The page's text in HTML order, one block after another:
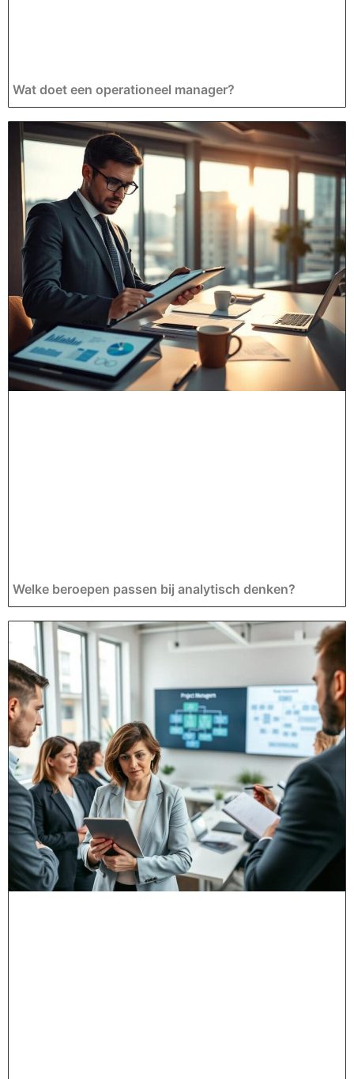
Wat doet een operationeel manager?
Welke beroepen passen bij analytisch denken?